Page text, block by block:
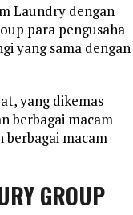
Laundry dengan
para pengusaha
yang sama dengan
yang dikemas
berbagai macam
berbagai macam
GROUP